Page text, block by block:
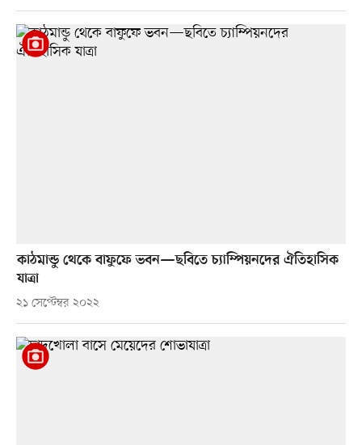
কাঠমান্ডু থেকে বাফুফে ভবন—ছবিতে চ্যাম্পিয়নদের ঐতিহাসিক
যাত্রা
২১ সেপ্টেম্বর ২০২২